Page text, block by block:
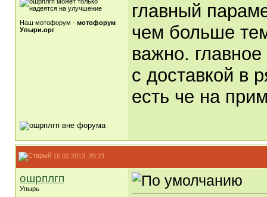
Наш мотофорум - мотофорум
Упыри.орг
главный
чем больше
важно.
с доставкой в
есть че на
15.02.2013, 20:21
ошрплгп
Упырь